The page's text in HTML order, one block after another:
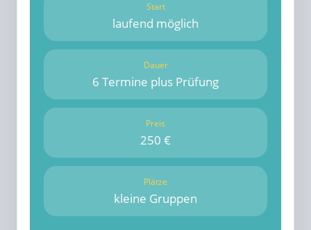
Start
laufend möglich
Dauer
6 Termine plus Prüfung
Preis
250 €
Plätze
kleine Gruppen